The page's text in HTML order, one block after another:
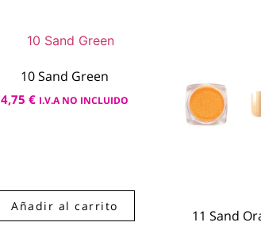
10 Sand Green
4,75 € I.V.A NO INCLUIDO
Añadir al carrito
11 Sand